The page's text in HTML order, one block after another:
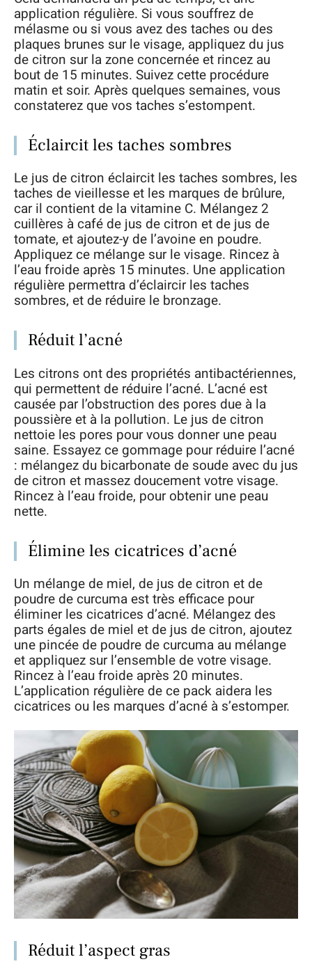
application régulière. Si vous souffrez de
mélasme ou si vous avez des taches ou des
plaques brunes sur le visage, appliquez du jus
de citron sur la zone concernée et rincez au
bout de 15 minutes. Suivez cette procédure
matin et soir. Après quelques semaines, vous
constaterez que vos taches s’estompent.
Éclaircit les taches sombres
Le jus de citron éclaircit les taches sombres, les
taches de vieillesse et les marques de brûlure,
car il contient de la vitamine C. Mélangez 2
cuillères à café de jus de citron et de jus de
tomate, et ajoutez-y de l’avoine en poudre.
Appliquez ce mélange sur le visage. Rincez à
l’eau froide après 15 minutes. Une application
régulière permettra d’éclaircir les taches
sombres, et de réduire le bronzage.
Réduit l’acné
Les citrons ont des propriétés antibactériennes,
qui permettent de réduire l’acné. L’acné est
causée par l’obstruction des pores due à la
poussière et à la pollution. Le jus de citron
nettoie les pores pour vous donner une peau
saine. Essayez ce gommage pour réduire l’acné
: mélangez du bicarbonate de soude avec du jus
de citron et massez doucement votre visage.
Rincez à l’eau froide, pour obtenir une peau
nette.
Élimine les cicatrices d’acné
Un mélange de miel, de jus de citron et de
poudre de curcuma est très efficace pour
éliminer les cicatrices d’acné. Mélangez des
parts égales de miel et de jus de citron, ajoutez
une pincée de poudre de curcuma au mélange
et appliquez sur l’ensemble de votre visage.
Rincez à l’eau froide après 20 minutes.
L’application régulière de ce pack aidera les
cicatrices ou les marques d’acné à s’estomper.
Réduit l’aspect gras